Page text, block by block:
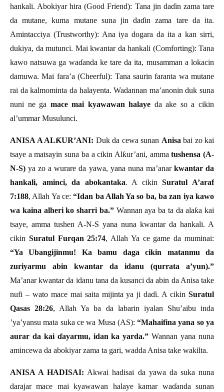
hankali. Abokiyar hira (Good Friend): Tana jin daɗin zama tare
da mutane, kuma mutane suna jin daɗin zama tare da ita.
Amintacciya (Trustworthy): Ana iya dogara da ita a kan sirri,
dukiya, da mutunci. Mai kwantar da hankali (Comforting): Tana
kawo natsuwa ga waɗanda ke tare da ita, musamman a lokacin
damuwa. Mai fara’a (Cheerful): Tana saurin faranta wa mutane
rai da kalmominta da halayenta. Wadannan ma’anonin duk suna
nuni ne ga mace mai kyawawan halaye da ake so a cikin
al’ummar Musulunci.
ANISA A ALƘUR’ANI: Duk da cewa sunan Anisa bai zo kai
tsaye a matsayin suna ba a cikin Alƙur’ani, amma tushensa (A-
N-S) ya zo a wurare da yawa, yana nuna ma’anar kwantar da
hankali, aminci, da abokantaka. A cikinSuratul A’araf
7:188, Allah Ya ce:“Idan ba Allah Ya so ba, ba zan iya kawo
wa kaina alheri ko sharri ba.”Wannan aya ba ta da alaƙa kai
tsaye, amma tushen A-N-S yana nuna kwantar da hankali. A
cikin Suratul Furqan 25:74, Allah Ya ce game da muminai:
“Ya Ubangijinmu! Ka bamu daga cikin matanmu da
zuriyarmu abin kwantar da idanu (qurrata a’yun).”
Ma’anar kwantar da idanu tana da kusanci da abin da Anisa take
nufi – wato mace mai saita mijinta ya ji daɗi. A cikin Suratul
Qasas 28:26, Allah Ya ba da labarin iyalan Shu’aibu inda
’ya’yansu mata suka ce wa Musa (AS):“Mahaifina yana so ya
aurar da kai ɗayarmu, idan ka yarda.” Wannan yana nuna
amincewa da abokiyar zama ta gari, wadda Anisa take wakilta.
ANISA A HADISAI: Akwai hadisai da yawa da suka nuna
darajar mace mai kyawawan halaye kamar waɗanda sunan